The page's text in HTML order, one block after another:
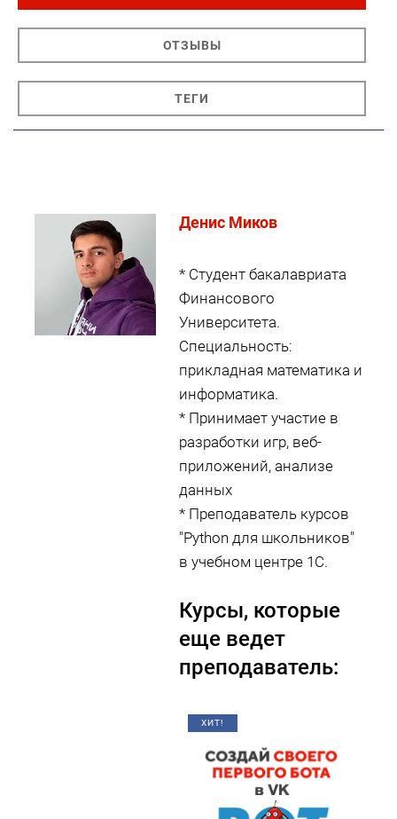
ОТЗЫВЫ
ТЕГИ
Денис Миков
* Студент бакалавриата
Финансового
Университета.
Специальность:
прикладная математика и
информатика.
* Принимает участие в
разработки игр, веб-
приложений, анализе
данных
* Преподаватель курсов
"Python для школьников"
в учебном центре 1С.
Курсы, которые
еще ведет
преподаватель:
ХИТ!